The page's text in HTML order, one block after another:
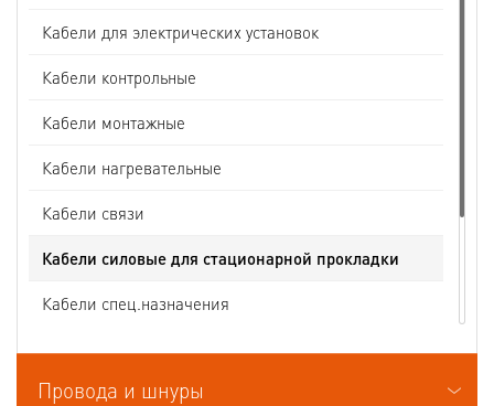
Кабели для электрических установок
Кабели контрольные
Кабели монтажные
Кабели нагревательные
Кабели связи
Кабели силовые для стационарной прокладки
Кабели спец.назначения
Кабели судовые
Кабели термоэлектродные
Провода и шнуры